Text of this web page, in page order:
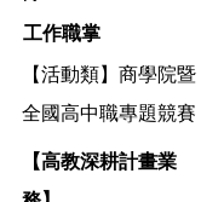
工作職掌
【活動類】商學院暨
全國高中職專題競賽
【高教深耕計畫業